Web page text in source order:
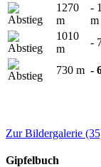
1270
m
-
m
1010
m
-
730 m -
Zur Bildergalerie
Gipfelbuch